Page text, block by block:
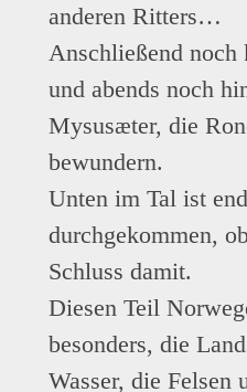
anderen Ritters…
Anschließend noch
und abends noch
Mysusæter, die
bewundern.
Unten im Tal ist
durchgekommen,
Schluss damit.
Diesen Teil
besonders, die
Wasser, die Felsen